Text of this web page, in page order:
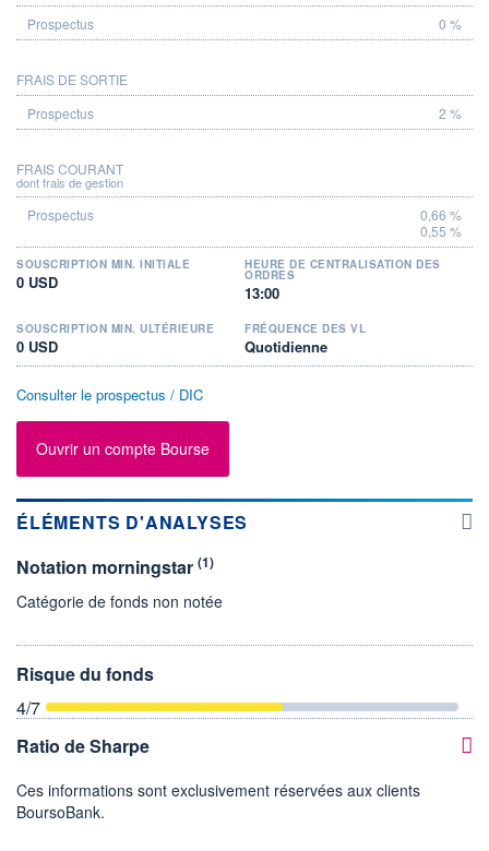
0 %
FRAIS DE SORTIE
2 %
FRAIS COURANT
dont frais de gestion
0,66 %
0,55 %
SOUSCRIPTION MIN. INITIALE
0 USD
HEURE DE CENTRALISATION DES
ORDRES
13:00
SOUSCRIPTION MIN. ULTÉRIEURE
0 USD
FRÉQUENCE DES VL
Quotidienne
Consulter le prospectus / DIC
Ouvrir un compte Bourse
ÉLÉMENTS D'ANALYSES
Notation morningstar (1)
Catégorie de fonds non notée
Risque du fonds
4/7
Ratio de Sharpe
Ces informations sont exclusivement réservées aux clients
BoursoBank.